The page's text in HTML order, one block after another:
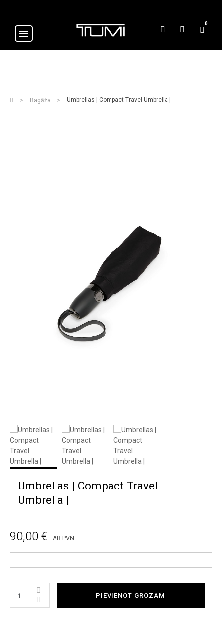
0
Bagāža Umbrellas | Compact Travel Umbrella |
Umbrellas | Compact Travel
Umbrella |
90,00 € AR PVN
PIEVIENOT GROZAM